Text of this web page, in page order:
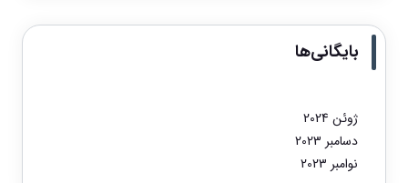
بایگانی‌ها
ژوئن 2024
دسامبر 2023
نوامبر 2023